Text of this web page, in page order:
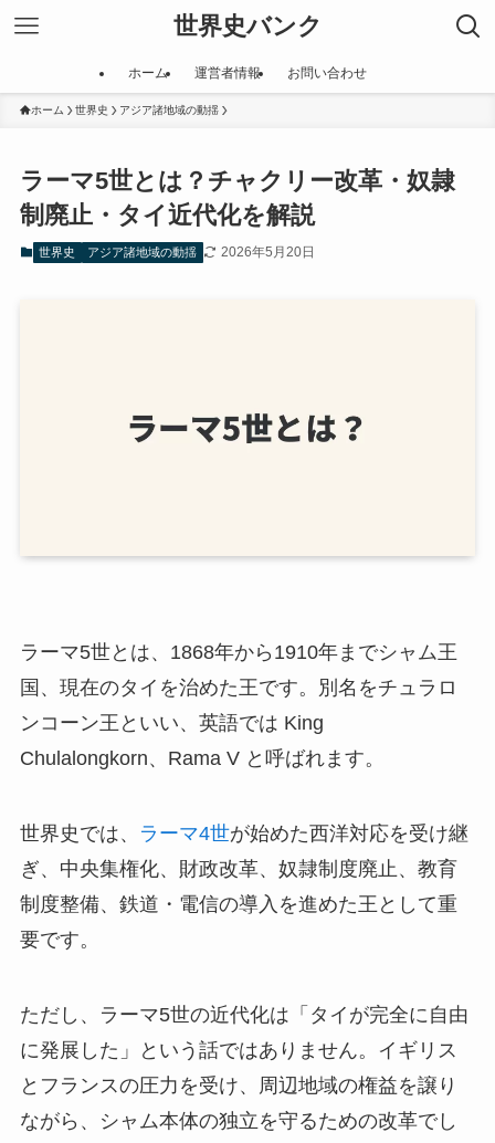
世界史バンク
ホーム 運営者情報 お問い合わせ
ホーム 世界史 アジア諸地域の動揺
ラーマ5世とは？チャクリー改革・奴隷
制廃止・タイ近代化を解説
世界史 アジア諸地域の動揺 2026年5月20日
ラーマ5世とは、1868年から1910年までシャム王
国、現在のタイを治めた王です。別名をチュラロ
ンコーン王といい、英語では King
Chulalongkorn、Rama V と呼ばれます。
世界史では、 ラーマ4世が始めた西洋対応を受け継
ぎ、中央集権化、財政改革、奴隷制度廃止、教育
制度整備、鉄道・電信の導入を進めた王として重
要です。
ただし、ラーマ5世の近代化は「タイが完全に自由
に発展した」という話ではありません。イギリス
とフランスの圧力を受け、周辺地域の権益を譲り
ながら、シャム本体の独立を守るための改革でし